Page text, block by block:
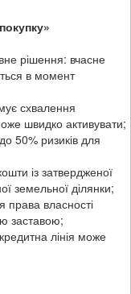
рішення: вчасне
в момент
схвалення
швидко активувати;
50% ризиків для
із затвердженої
земельної ділянки;
права власності
заставою;
лінія може